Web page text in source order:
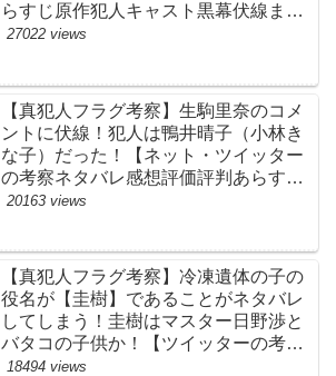
らすじ原作犯人キャスト黒幕伏線まと
め】
27022 views
【真犯人フラグ考察】生駒里奈のコメ
ントに伏線！犯人は鴨井晴子（小林き
な子）だった！【ネット・ツイッター
の考察ネタバレ感想評価評判あらすじ
原作犯人キャスト黒幕伏線まとめ・鴨
20163 views
【真犯人フラグ考察】冷凍遺体の子の
役名が【圭樹】であることがネタバレ
してしまう！圭樹はマスター日野渉と
バタコの子供か！【ツイッターの考察
ネタバレ感想評価評判あらすじ原作犯
18494 views